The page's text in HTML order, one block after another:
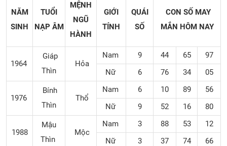
NĂM
SINH
TUỔI
NẠP ÂM
MỆNH
NGŨ
HÀNH
GIỚI
TÍNH
QUÁI
SỐ
CON SỐ MAY
MẮN HÔM NAY
1964
Giáp
Thìn
Hỏa
Nam 9 44 65
97
Nữ
6 76 34 05
1976
Bính
Thìn
Thổ
Nam 6 10 89
56
Nữ
9 52 16 80
1988
Mậu
Thìn
Mộc
Nam 3 88 53
12
Nữ
3 37 74 66